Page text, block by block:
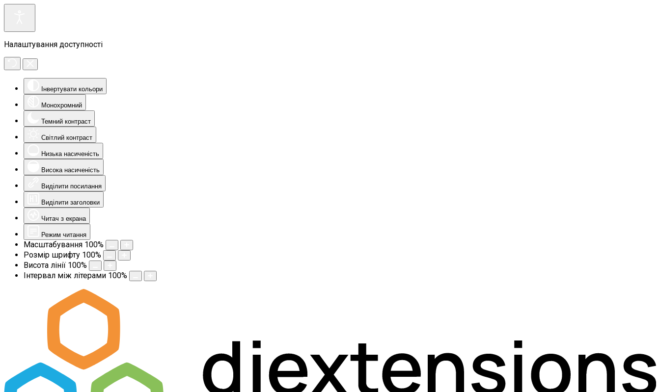
Налаштування доступності
Інвертувати кольори
Монохромний
Темний контраст
Світлий контраст
Низька насиченість
Висока насиченість
Виділити посилання
Виділити заголовки
Читач з екрана
Режим читання
Масштабування 100%
Розмір шрифту 100%
Висота лінії 100%
Інтервал між літерами 100%